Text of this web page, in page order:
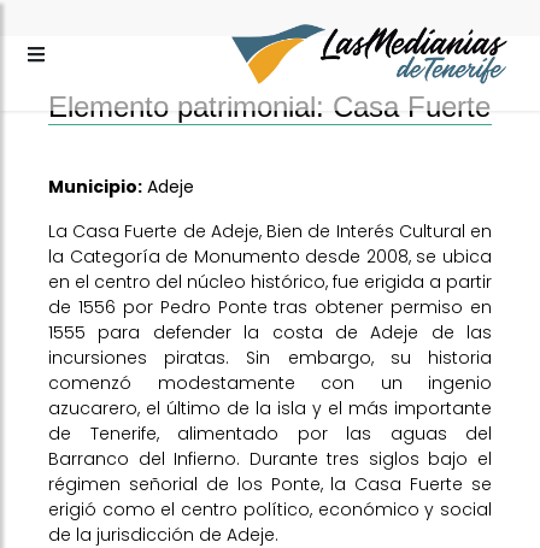
Elemento patrimonial: Casa Fuerte
Municipio: Adeje
La Casa Fuerte de Adeje, Bien de Interés Cultural en
la Categoría de Monumento desde 2008, se ubica
en el centro del núcleo histórico, fue erigida a partir
de 1556 por Pedro Ponte tras obtener permiso en
1555 para defender la costa de Adeje de las
incursiones piratas. Sin embargo, su historia
comenzó modestamente con un ingenio
azucarero, el último de la isla y el más importante
de Tenerife, alimentado por las aguas del
Barranco del Infierno. Durante tres siglos bajo el
régimen señorial de los Ponte, la Casa Fuerte se
erigió como el centro político, económico y social
de la jurisdicción de Adeje.